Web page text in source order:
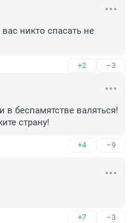
никто спасать не
+2 –3
в беспамятстве валяться!
страну!
+4 –9
+7 –3